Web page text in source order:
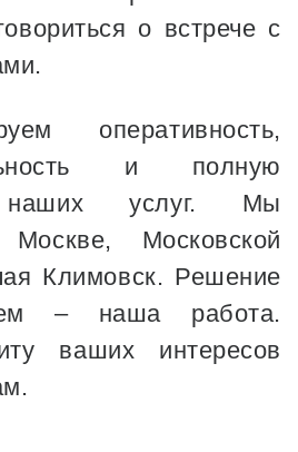
о встрече с
оперативность,
и полную
наших услуг. Мы
Московской
Климовск. Решение
– наша работа.
ваших интересов